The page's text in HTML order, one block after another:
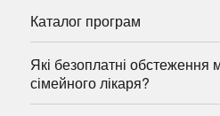
Каталог програм
Які безоплатні обстеження
сімейного лікаря?